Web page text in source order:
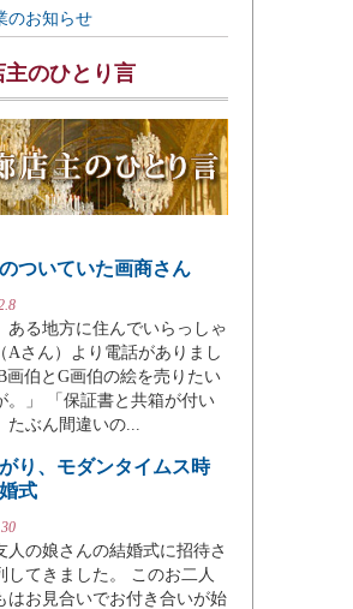
のお知らせ
主のひとり言
ついていた画商さん
る地方に住んでいらっしゃ
Aさん）より電話がありまし
画伯とG画伯の絵を売りたい
。」 「保証書と共箱が付い
たぶん間違いの...
り、モダンタイムス時
式
の娘さんの結婚式に招待さ
してきました。 このお二人
はお見合いでお付き合いが始